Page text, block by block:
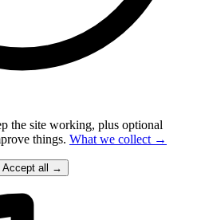
the site working, plus optional
things. What we collect →
Accept all →